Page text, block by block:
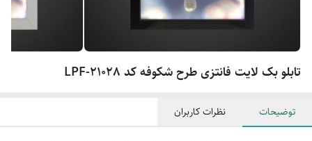
تابلو بک لایت فانتزی طرح شکوفه کد LPF-21028
توضیحات نظرات کاربران